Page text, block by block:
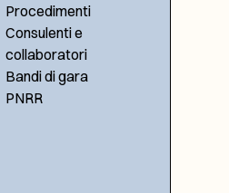
Procedimenti
Consulenti e
collaboratori
Bandi di gara
PNRR